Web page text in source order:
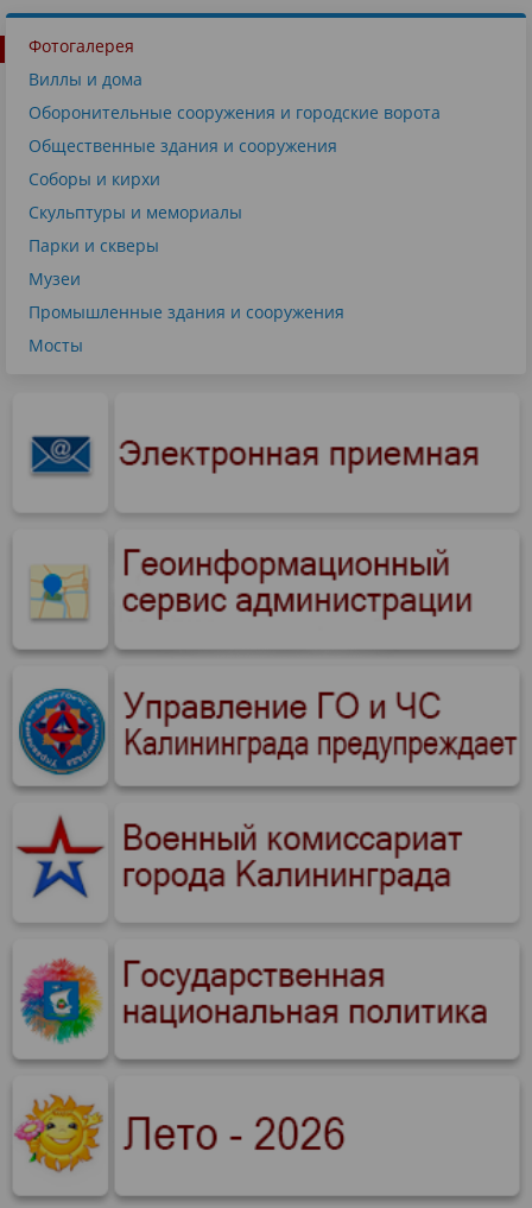
Фотогалерея
Виллы и дома
Оборонительные сооружения и городские ворота
Общественные здания и сооружения
Соборы и кирхи
Скульптуры и мемориалы
Парки и скверы
Музеи
Промышленные здания и сооружения
Мосты